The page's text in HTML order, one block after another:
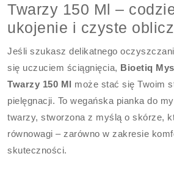
Twarzy 150 Ml –
ukojenie i czyste
Jeśli szukasz delikatnego
się uczuciem ściągnięcia, Bioetiq
Twarzy 150 Ml może stać się Twoim
pielęgnacji. To wegańska pianka do
twarzy, stworzona z myślą o skórze,
równowagi – zarówno w zakresie
skuteczności.